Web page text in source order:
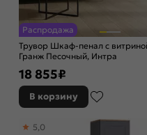
Распродажа
Трувор Шкаф-пенал с
Гранж Песочный, Интра
18 855₽
В корзину
5,0